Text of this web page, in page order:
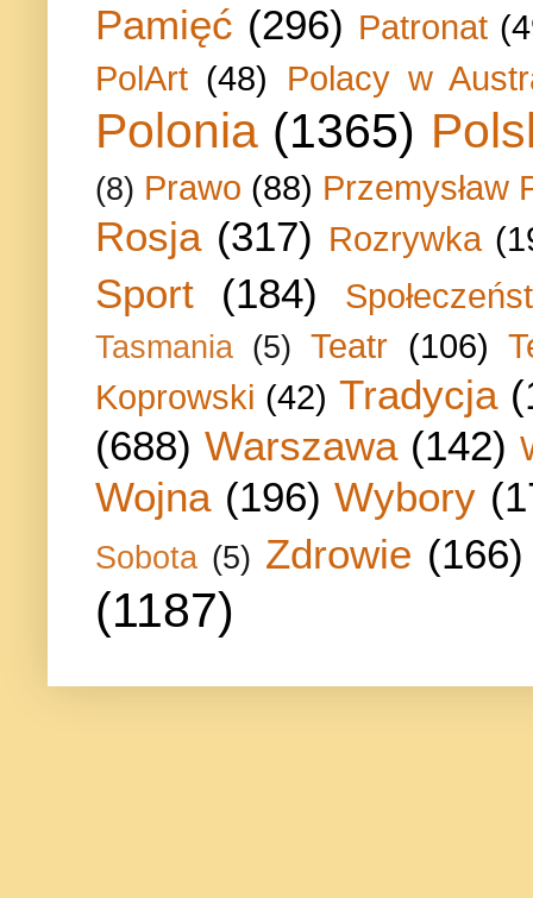
Pamięć (296) Patronat
PolArt (48) Polacy w
Polonia (1365)
(8) Prawo (88) Przemysław
Rosja (317) Rozrywka
Sport (184)
Tasmania (5) Teatr (106)
Koprowski (42) Tradycja
(688) Warszawa (142)
Wojna (196) Wybory
Sobota (5) Zdrowie (166)
(1187)